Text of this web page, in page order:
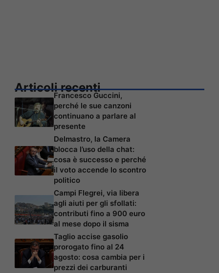
Articoli recenti
Francesco Guccini,
perché le sue canzoni
continuano a parlare al
presente
Delmastro, la Camera
blocca l’uso della chat:
cosa è successo e perché
il voto accende lo scontro
politico
Campi Flegrei, via libera
agli aiuti per gli sfollati:
contributi fino a 900 euro
al mese dopo il sisma
Taglio accise gasolio
prorogato fino al 24
agosto: cosa cambia per i
prezzi dei carburanti